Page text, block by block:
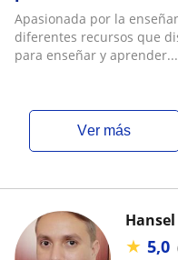
especialista en
Apasionada por la
diferentes recursos que
para enseñar y aprender...
ver más
★ 5,0